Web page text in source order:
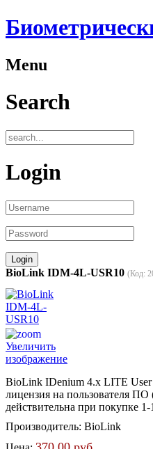
Menu
Search
Login
BioLink IDM-4L-USR10 (Код:
Увеличить
изображение
BioLink IDenium 4.x LITE User
лицензия на пользователя
действительна при покупке
Производитель: BioLink